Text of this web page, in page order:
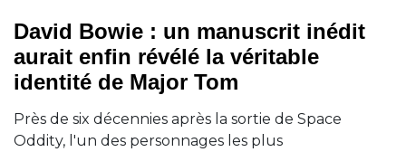
David Bowie : un manuscrit inédit
aurait enfin révélé la véritable
identité de Major Tom
Près de six décennies après la sortie de Space
Oddity, l'un des personnages les plus